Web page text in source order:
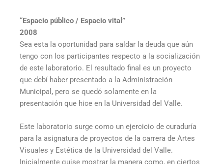
“Espacio público / Espacio vital”
2008
Sea esta la oportunidad para saldar la deuda que aún
tengo con los participantes respecto a la socialización
de este laboratorio. El resultado final es un proyecto
que debí haber presentado a la Administración
Municipal, pero se quedó solamente en la
presentación que hice en la Universidad del Valle.
Este laboratorio surge como un ejercicio de curaduría
para la asignatura de proyectos de la carrera de Artes
Visuales y Estética de la Universidad del Valle.
Inicialmente quise mostrar la manera como, en ciertos